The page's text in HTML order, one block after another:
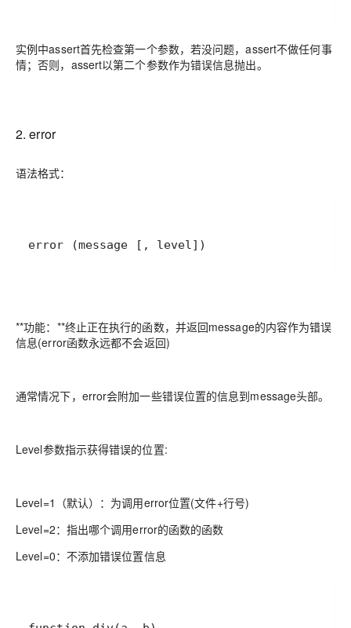
实例中assert首先检查第一个参数，若没问题，assert不做任何事
情；否则，assert以第二个参数作为错误信息抛出。
2. error
语法格式：
error (message [, level])
**功能：**终止正在执行的函数，并返回message的内容作为错误
信息(error函数永远都不会返回)
通常情况下，error会附加一些错误位置的信息到message头部。
Level参数指示获得错误的位置:
Level=1（默认）：为调用error位置(文件+行号)
Level=2：指出哪个调用error的函数的函数
Level=0：不添加错误位置信息